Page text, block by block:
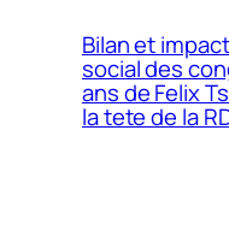
Bilan et
social des
ans de Felix
la tete de la